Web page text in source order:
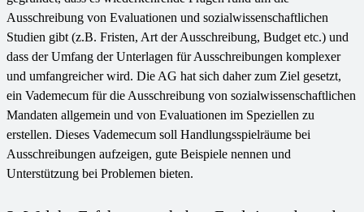
Ausschreibung von Evaluationen und sozialwissenschaftlichen
Studien gibt (z.B. Fristen, Art der Ausschreibung, Budget etc.) und
dass der Umfang der Unterlagen für Ausschreibungen komplexer
und umfangreicher wird. Die AG hat sich daher zum Ziel gesetzt,
ein Vademecum für die Ausschreibung von sozialwissenschaftlichen
Mandaten allgemein und von Evaluationen im Speziellen zu
erstellen. Dieses Vademecum soll Handlungsspielräume bei
Ausschreibungen aufzeigen, gute Beispiele nennen und
Unterstützung bei Problemen bieten.